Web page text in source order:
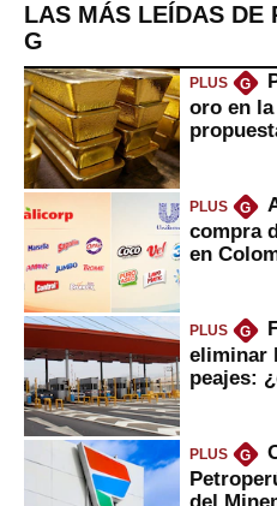
LAS MÁS LEÍDAS DE
G
PLUS G
oro en
PLUS G
compra
en
PLUS G
eliminar
peajes:
PLUS G
del